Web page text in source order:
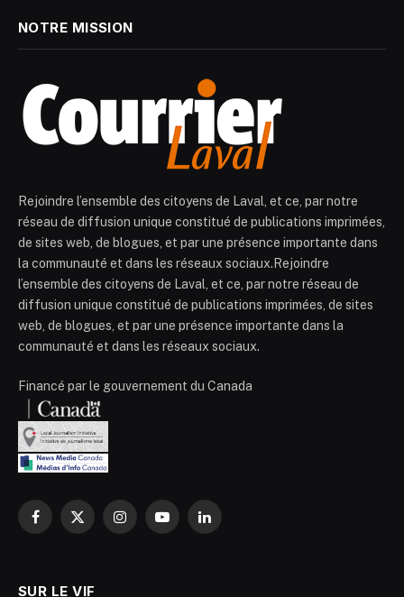
NOTRE MISSION
Rejoindre l’ensemble des citoyens de Laval, et ce, par notre
réseau de diffusion unique constitué de publications imprimées,
de sites web, de blogues, et par une présence importante dans
la communauté et dans les réseaux sociaux.Rejoindre
l’ensemble des citoyens de Laval, et ce, par notre réseau de
diffusion unique constitué de publications imprimées, de sites
web, de blogues, et par une présence importante dans la
communauté et dans les réseaux sociaux.
Financé par le gouvernement du Canada
Facebook
X
InstagramYouTubeLinkedIn
SUR LE VIF